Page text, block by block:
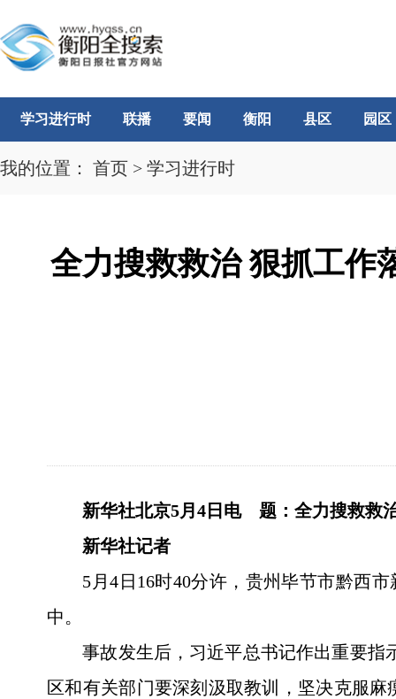
学习进行时 联播 要闻 衡阳 县区 园区
我的位置： 首页 > 学习进行时
全力搜救救治 狠抓工
新华社北京5月4日电 题：全力搜救救
新华社记者
5月4日16时40分许，贵州毕节市黔西
中。
事故发生后，习近平总书记作出重要指
区和有关部门要深刻汲取教训，坚决克服